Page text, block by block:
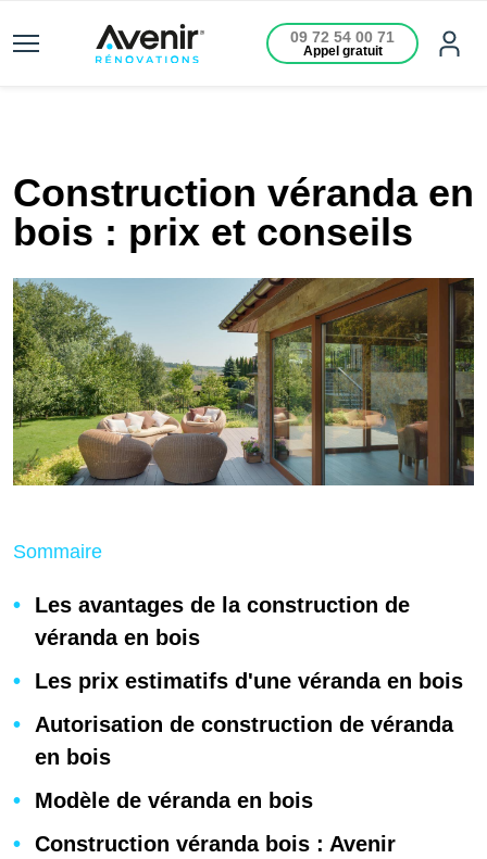
09 72 54 00 71
Appel gratuit
Construction véranda en
bois : prix et conseils
Sommaire
Les avantages de la construction de
véranda en bois
Les prix estimatifs d'une véranda en bois
Autorisation de construction de véranda
en bois
Modèle de véranda en bois
Construction véranda bois : Avenir